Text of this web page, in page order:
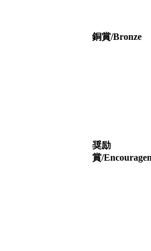
銅賞/Bronze
奨励
賞/